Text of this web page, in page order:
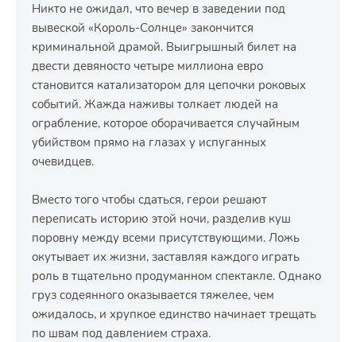
Никто не ожидал, что вечер в заведении под
вывеской «Король-Солнце» закончится
криминальной драмой. Выигрышный билет на
двести девяносто четыре миллиона евро
становится катализатором для цепочки роковых
событий. Жажда наживы толкает людей на
ограбление, которое оборачивается случайным
убийством прямо на глазах у испуганных
очевидцев.
Вместо того чтобы сдаться, герои решают
переписать историю этой ночи, разделив куш
поровну между всеми присутствующими. Ложь
окутывает их жизни, заставляя каждого играть
роль в тщательно продуманном спектакле. Однако
груз содеянного оказывается тяжелее, чем
ожидалось, и хрупкое единство начинает трещать
по швам под давлением страха.